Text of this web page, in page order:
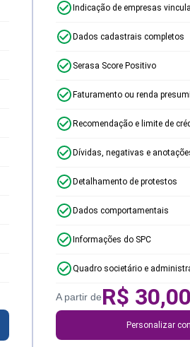
Indicação de empresas
Dados cadastrais completos
Serasa Score Positivo
Faturamento ou renda
Recomendação e limite de
Dívidas, negativas e
Detalhamento de protestos
Dados comportamentais
Informações do SPC
Quadro societário e
A partir deR$ 30,00
Personalizar